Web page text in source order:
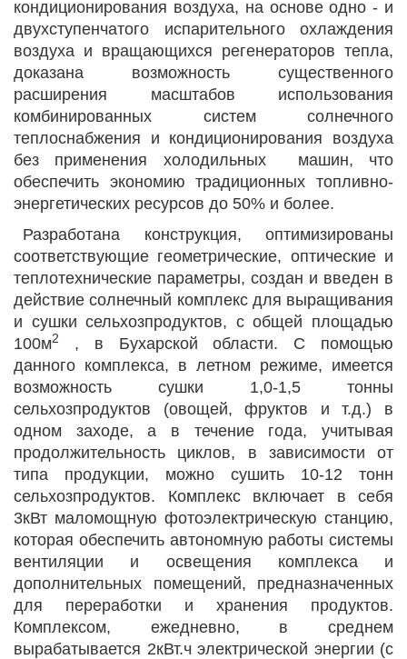
кондиционирования воздуха, на основе одно - и
двухступенчатого испарительного охлаждения
воздуха и вращающихся регенераторов тепла,
доказана возможность существенного
расширения масштабов использования
комбинированных систем солнечного
теплоснабжения и кондиционирования воздуха
без применения холодильных машин, что
обеспечить экономию традиционных топливно-
энергетических ресурсов до 50% и более.
Разработана конструкция, оптимизированы
соответствующие геометрические, оптические и
теплотехнические параметры, создан и введен в
действие солнечный комплекс для выращивания
и сушки сельхозпродуктов, с общей площадью
100м2
, в Бухарской области. С помощью
данного комплекса, в летном режиме, имеется
возможность сушки 1,0-1,5 тонны
сельхозпродуктов (овощей, фруктов и т.д.) в
одном заходе, а в течение года, учитывая
продолжительность циклов, в зависимости от
типа продукции, можно сушить 10-12 тонн
сельхозпродуктов. Комплекс включает в себя
3кВт маломощную фотоэлектрическую станцию,
которая обеспечить автономную работы системы
вентиляции и освещения комплекса и
дополнительных помещений, предназначенных
для переработки и хранения продуктов.
Комплексом, ежедневно, в среднем
вырабатывается 2кВт.ч электрической энергии (с